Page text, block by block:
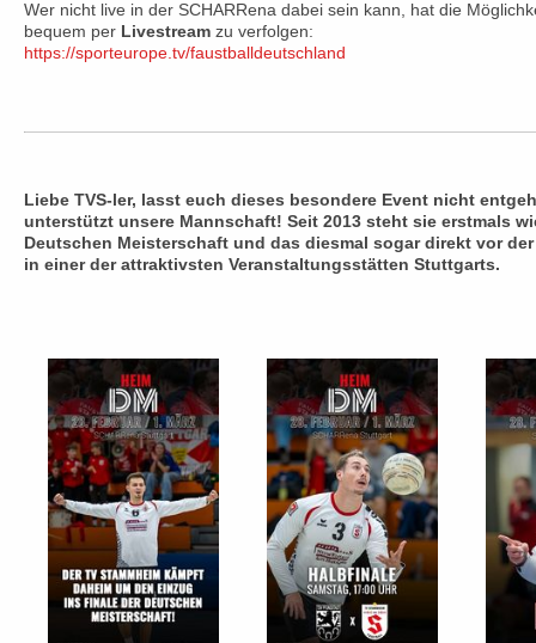
Wer nicht live in der SCHARRena dabei sein kann, hat die
bequem per Livestream zu verfolgen:
https://sporteurope.tv/faustballdeutschland
Liebe TVS-ler, lasst euch dieses besondere Event nicht
unterstützt unsere Mannschaft! Seit 2013 steht sie erstmals
Deutschen Meisterschaft und das diesmal sogar direkt vor
in einer der attraktivsten Veranstaltungsstätten Stuttgarts.